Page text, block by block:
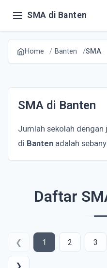
SMA di Banten
Home Banten SMA
SMA di Banten
Jumlah sekolah dengan
di Banten adalah
Daftar
❮ 1 2 3
❯